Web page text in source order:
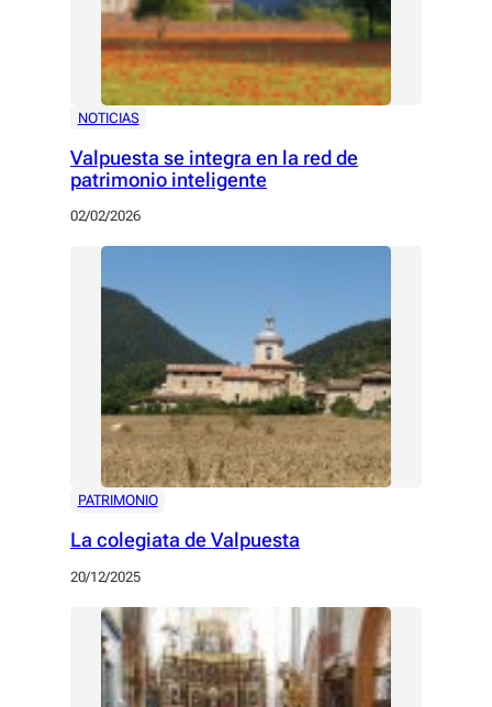
NOTICIAS
Valpuesta se integra en la red de
patrimonio inteligente
02/02/2026
PATRIMONIO
La colegiata de Valpuesta
20/12/2025